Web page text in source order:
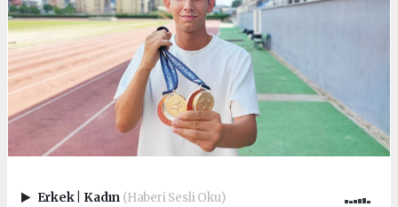
Erkek Kadın (Haberi Sesli Oku)